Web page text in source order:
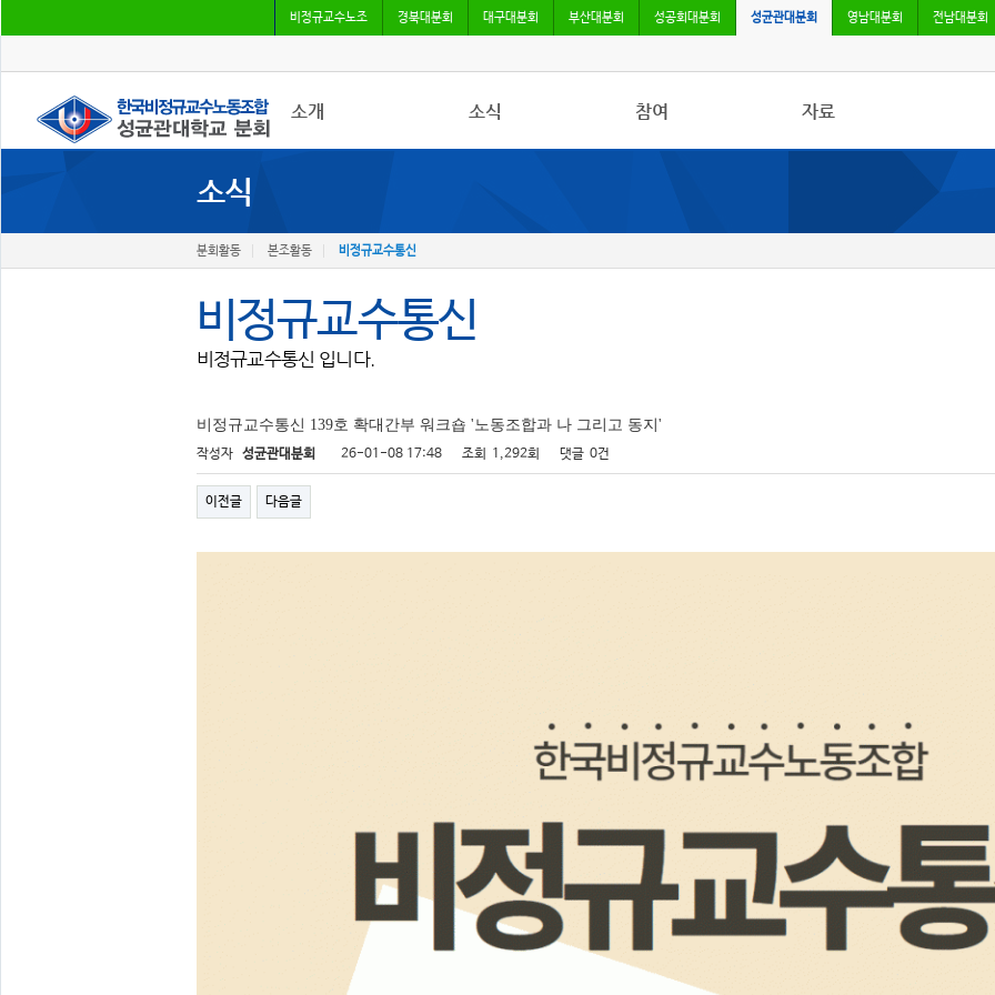
비정규교수노조 경북대분회 대구대분회 부산대분회 성공회대분회 성균관대분회 영남대분회 전남대분회
소개 소식 참여 자료
소식
분회활동 본조활동 비정규교수통신
비정규교수통신
비정규교수통신 입니다.
비정규교수통신 139호 확대간부 워크숍 '노동조합과 나 그리고 동지'
작성자 성균관대분회 26-01-08 17:48 조회 1,292회 댓글 0건
이전글 다음글